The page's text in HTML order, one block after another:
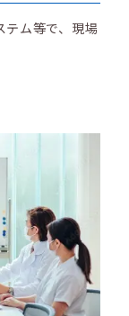
テム等で、現場